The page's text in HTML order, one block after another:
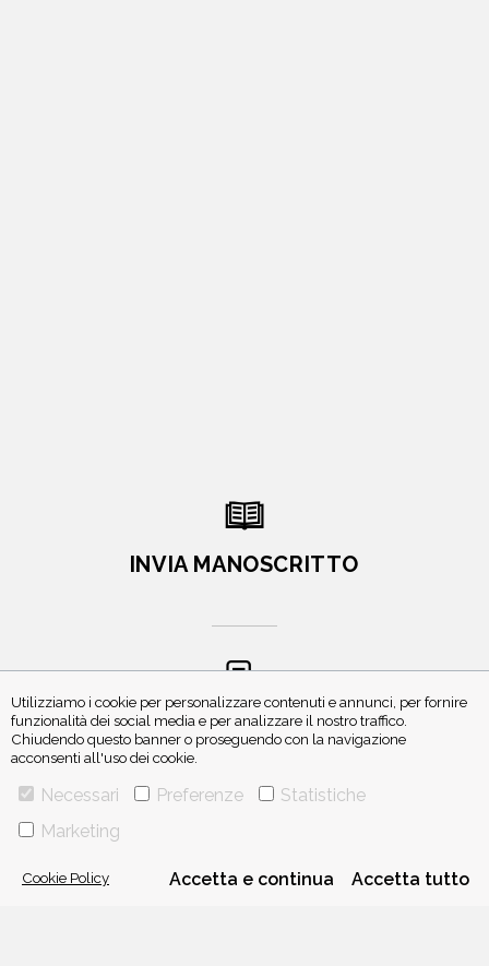
Utilizziamo i cookie per personalizzare contenuti e annunci, per fornire
funzionalità dei social media e per analizzare il nostro traffico.
Chiudendo questo banner o proseguendo con la navigazione
acconsenti all'uso dei cookie.
Necessari Preferenze
Statistiche
Marketing
Cookie Policy Accetta e continua Accetta tutto
INVIA MANOSCRITTO
ISCRIVITI ALLA NEWSLETTER